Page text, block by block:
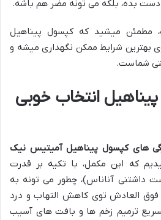
بده، بلکه می تونه مضر هم باشه.
مطمئن میشید که کپسول پیناهیل
بهترین شرایط ممکن نگهداری میشه و
شماست.
پیناهیل انتخاب خوبی
های کپسول پیناهیل آمیتیس نیک
که این مکمل، با تکیه بر قدرت
داشتنی آناناس)، چطور می تونه به
العادش توی کاهش التهاب و درد
ترمیم زخم ها و بافت های آسیب